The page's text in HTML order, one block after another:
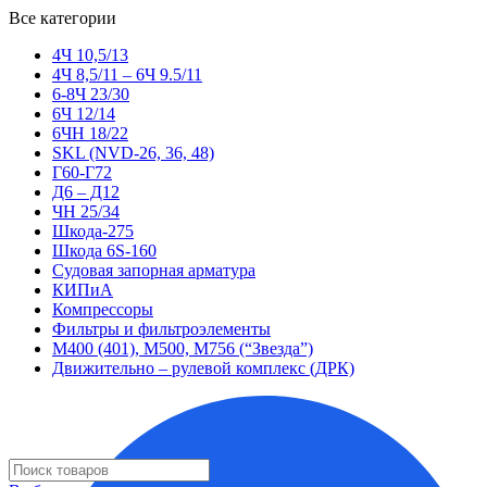
Все категории
4Ч 10,5/13
4Ч 8,5/11 – 6Ч 9.5/11
6-8Ч 23/30
6Ч 12/14
6ЧН 18/22
SKL (NVD-26, 36, 48)
Г60-Г72
Д6 – Д12
ЧН 25/34
Шкода-275
Шкода 6S-160
Судовая запорная арматура
КИПиА
Компрессоры
Фильтры и фильтроэлементы
М400 (401), М500, М756 (“Звезда”)
Движительно – рулевой комплекс (ДРК)